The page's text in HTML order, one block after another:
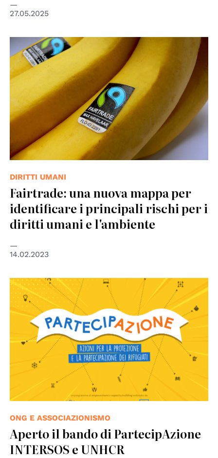
27.05.2025
© de.wikipedia
DIRITTI UMANI
Fairtrade: una nuova mappa per
identificare i principali rischi per i
diritti umani e l'ambiente
14.02.2023
ONG E ASSOCIAZIONISMO
Aperto il bando di PartecipAzione
INTERSOS e UNHCR